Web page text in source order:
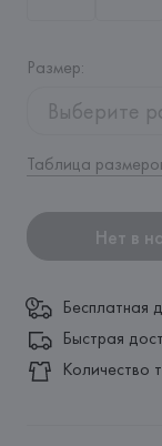
Размер:
Выберите
Таблица
Нет в
Бесплатная
Быстрая
Количество